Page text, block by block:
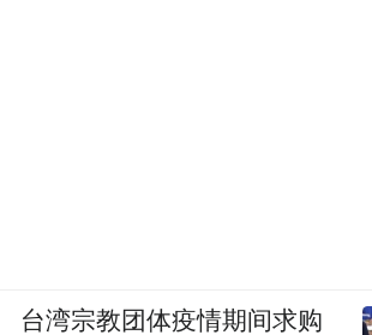
台湾宗教团体疫情期间求购